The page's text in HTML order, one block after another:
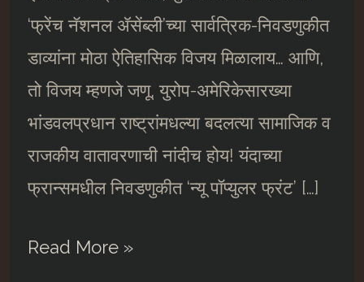
‘फ्रेंच नॅशनल ॲसेंब्ली’च्या सार्वत्रिक-निवडणुकीत
डाव्यांना मोठा ऐतिहासिक विजय मिळालाय… आणि,
तो विजय म्हणजे जणू, युरोप-अमेरिकेसारख्या
भांडवलप्रधान राष्ट्रांमधल्या बदलत्या सामाजिक व
राजकीय वातावरणाची नांदीच होय! यंदाच्या
फ्रान्समधील निवडणुकीत ‘न्यू पाॅप्युलर फ्रंट’ […]
तमाम
Read More »